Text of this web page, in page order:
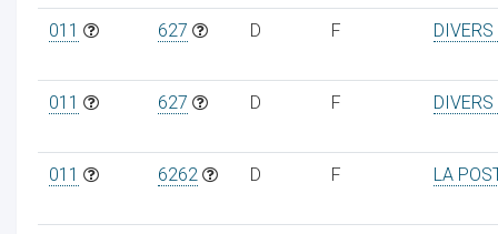
011 627 D F
011 627 D F
011 6262 D F LA